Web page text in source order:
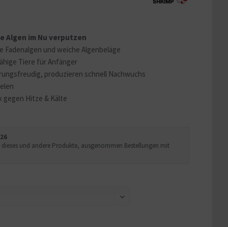
Algen im Nu verputzen
und weiche Algenbeläge
Tiere für Anfänger
produzieren schnell Nachwuchs
gegen Hitze & Kälte
dieses und andere Produkte, ausgenommen Bestellungen mit